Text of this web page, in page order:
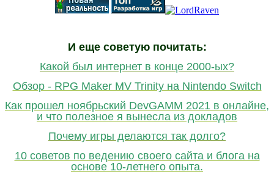
И еще советую почитать:
Какой был интернет в конце 2000-ых?
Обзор - RPG Maker MV Trinity на Nintendo Switch
Как прошел ноябрьский DevGAMM 2021 в онлайне,
и что полезное я вынесла из докладов
Почему игры делаются так долго?
10 советов по ведению своего сайта и блога на
основе 10-летнего опыта.